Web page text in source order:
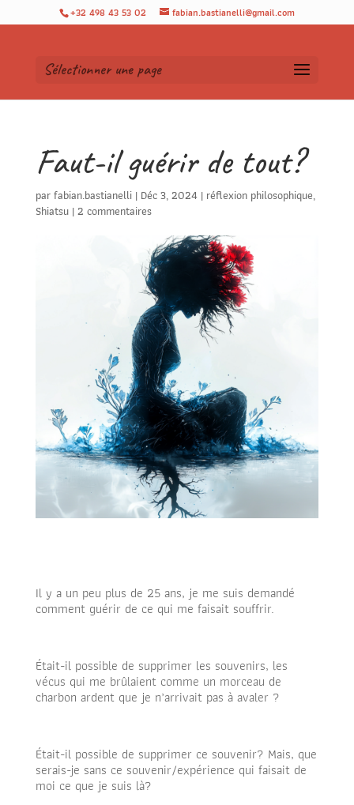
+32 498 43 53 02 fabian.bastianelli@gmail.com
Sélectionner une page
Faut-il guérir de tout?
parfabian.bastianelli| Déc 3, 2024| réflexion philosophique,
Shiatsu|2 commentaires
Il y a un peu plus de 25 ans, je me suis demandé
comment guérir de ce qui me faisait souffrir.
Était-il possible de supprimer les souvenirs, les
vécus qui me brûlaient comme un morceau de
charbon ardent que je n’arrivait pas à avaler ?
Était-il possible de supprimer ce souvenir? Mais, que
serais-je sans ce souvenir/expérience qui faisait de
moi ce que je suis là?